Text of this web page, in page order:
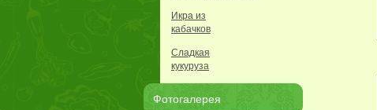
Икра из
кабачков
Сладкая
кукуруза
Фотогалерея